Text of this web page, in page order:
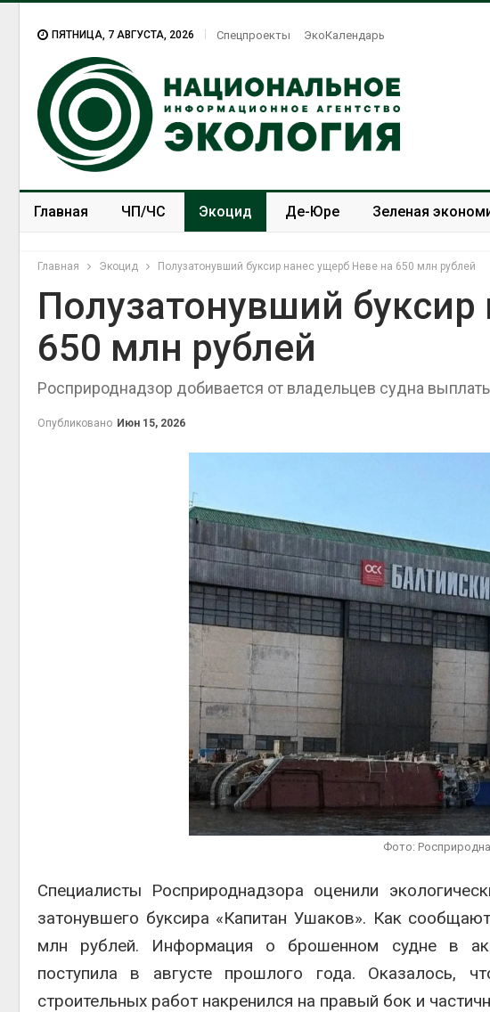
ПЯТНИЦА, 7 АВГУСТА, 2026 Спецпроекты ЭкоКалендарь
Главная ЧП/ЧС Экоцид Де-Юре Зеленая
Главная Экоцид Полузатонувший буксир нанес ущерб Неве на 650 млн рублей
Полузатонувший
650 млн рублей
Росприроднадзор добивается от владельцев судна
Опубликовано Июн 15, 2026
Фото:
Специалисты Росприроднадзора оценили
затонувшего буксира «Капитан Ушаков». Как
млн рублей. Информация о брошенном судне в
поступила в августе прошлого года. Оказалось,
строительных работ накренился на правый бок и
Авг 7,
судов
Авг 6, 2026
В
тыс.
МЕГА и
Авг 6, 2026
из
Авг 6, 2026